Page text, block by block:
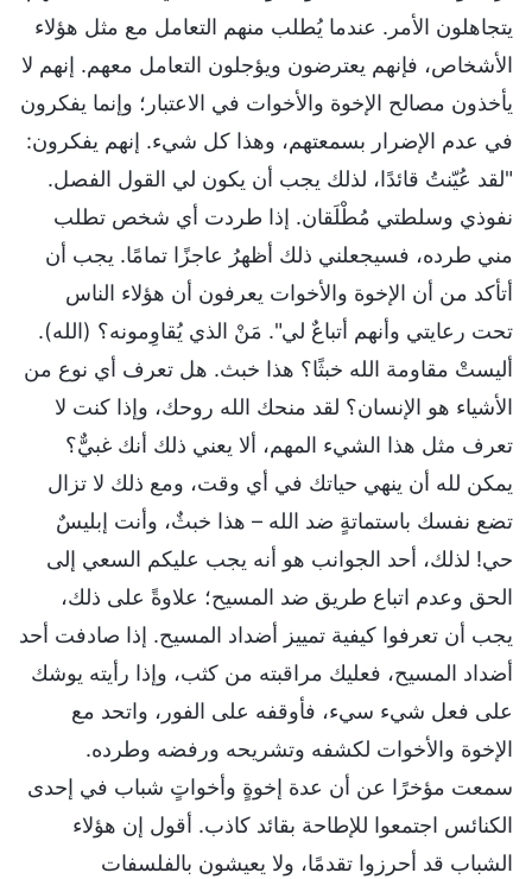
يتجاهلون الأمر. عندما يُطلب منهم التعامل مع مثل هؤلاء
الأشخاص، فإنهم يعترضون ويؤجلون التعامل معهم. إنهم لا
يأخذون مصالح الإخوة والأخوات في الاعتبار؛ وإنما يفكرون
في عدم الإضرار بسمعتهم، وهذا كل شيء. إنهم يفكرون:
"لقد عُيّنتُ قائدًا، لذلك يجب أن يكون لي القول الفصل.
نفوذي وسلطتي مُطْلَقان. إذا طردت أي شخص تطلب
مني طرده، فسيجعلني ذلك أظهرُ عاجزًا تمامًا. يجب أن
أتأكد من أن الإخوة والأخوات يعرفون أن هؤلاء الناس
تحت رعايتي وأنهم أتباعٌ لي". مَنْ الذي يُقاوِمونه؟ (الله).
أليستْ مقاومة الله خبثًا؟ هذا خبث. هل تعرف أي نوع من
الأشياء هو الإنسان؟ لقد منحك الله روحك، وإذا كنت لا
تعرف مثل هذا الشيء المهم، ألا يعني ذلك أنك غبيٌّ؟
يمكن لله أن ينهي حياتك في أي وقت، ومع ذلك لا تزال
تضع نفسك باستماتةٍ ضد الله – هذا خبثٌ، وأنت إبليسٌ
حي! لذلك، أحد الجوانب هو أنه يجب عليكم السعي إلى
الحق وعدم اتباع طريق ضد المسيح؛ علاوةً على ذلك،
يجب أن تعرفوا كيفية تمييز أضداد المسيح. إذا صادفت أحد
أضداد المسيح، فعليك مراقبته من كثب، وإذا رأيته يوشك
على فعل شيء سيء، فأوقفه على الفور، واتحد مع
الإخوة والأخوات لكشفه وتشريحه ورفضه وطرده.
سمعت مؤخرًا عن أن عدة إخوةٍ وأخواتٍ شباب في إحدى
الكنائس اجتمعوا للإطاحة بقائد كاذب. أقول إن هؤلاء
الشباب قد أحرزوا تقدمًا، ولا يعيشون بالفلسفات